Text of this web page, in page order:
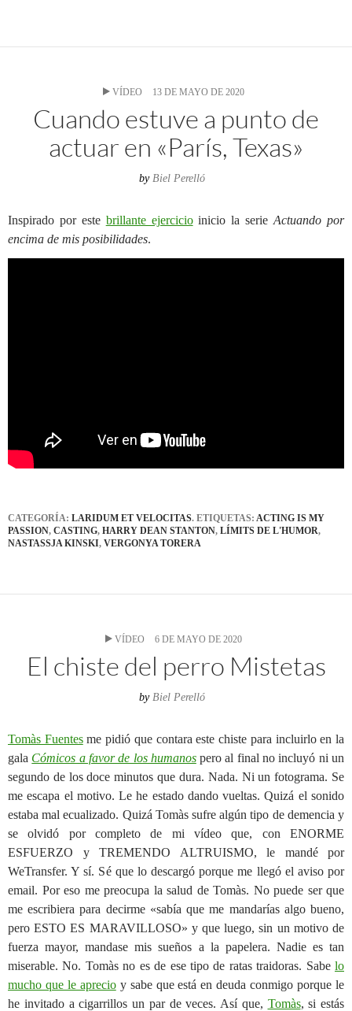
VÍDEO 13 DE MAYO DE 2020
Cuando estuve a punto de
actuar en «París, Texas»
by Biel Perelló
Inspirado por este brillante ejercicioinicio la serieActuando por
encima de mis posibilidades.
CATEGORÍA: LARIDUM ET VELOCITAS. ETIQUETAS: ACTING IS MY
PASSION, CASTING, HARRY DEAN STANTON, LÍMITS DE L'HUMOR,
NASTASSJA KINSKI, VERGONYA TORERA
VÍDEO 6 DE MAYO DE 2020
El chiste del perro Mistetas
by Biel Perelló
Tomàs Fuentesme pidió que contara este chiste para incluirlo en la
gala Cómicos a favor de los humanospero al final no incluyó ni un
segundo de los doce minutos que dura. Nada. Ni un fotograma. Se
me escapa el motivo. Le he estado dando vueltas. Quizá el sonido
estaba mal ecualizado. Quizá Tomàs sufre algún tipo de demencia y
se olvidó por completo de mi vídeo que, con ENORME
ESFUERZO y TREMENDO ALTRUISMO, le mandé por
WeTransfer. Y sí. Sé que lo descargó porque me llegó el aviso por
email. Por eso me preocupa la salud de Tomàs. No puede ser que
me escribiera para decirme «sabía que me mandarías algo bueno,
pero ESTO ES MARAVILLOSO» y que luego, sin un motivo de
fuerza mayor, mandase mis sueños a la papelera. Nadie es tan
miserable. No. Tomàs no es de ese tipo de ratas traidoras. Sabe lo
mucho que le aprecioy sabe que está en deuda conmigo porque le
he invitado a cigarrillos un par de veces. Así que, Tomàs, si estás